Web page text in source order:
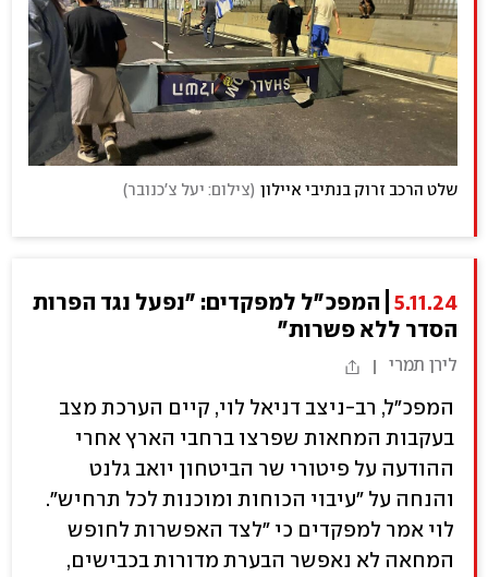
שלט הרכב זרוק בנתיבי איילון (צילום: יעל צ'כנובר)
5.11.24
המפכ"ל למפקדים: "נפעל נגד הפרות
הסדר ללא פשרות"
לירן תמרי
המפכ"ל, רב-ניצב דניאל לוי, קיים הערכת מצב
בעקבות המחאות שפרצו ברחבי הארץ אחרי
ההודעה על פיטורי שר הביטחון יואב גלנט
והנחה על "עיבוי הכוחות ומוכנות לכל תרחיש".
לוי אמר למפקדים כי "לצד האפשרות לחופש
המחאה לא נאפשר הבערת מדורות בכבישים,